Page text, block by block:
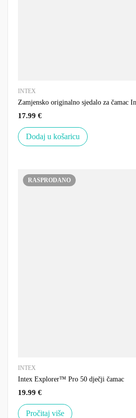
INTEX
Zamjensko originalno sjedalo za čamac
17.99 €
Dodaj u košaricu
RASPRODANO
INTEX
Intex Explorer™ Pro 50 dječji čamac
19.99 €
Pročitaj više